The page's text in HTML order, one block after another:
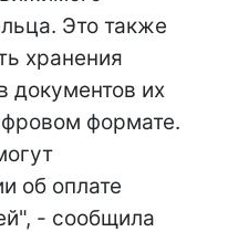
Это также
хранения
документов их
формате.
об оплате
- сообщила